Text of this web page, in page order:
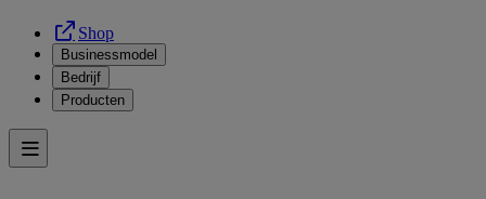
Shop
Businessmodel
Bedrijf
Producten